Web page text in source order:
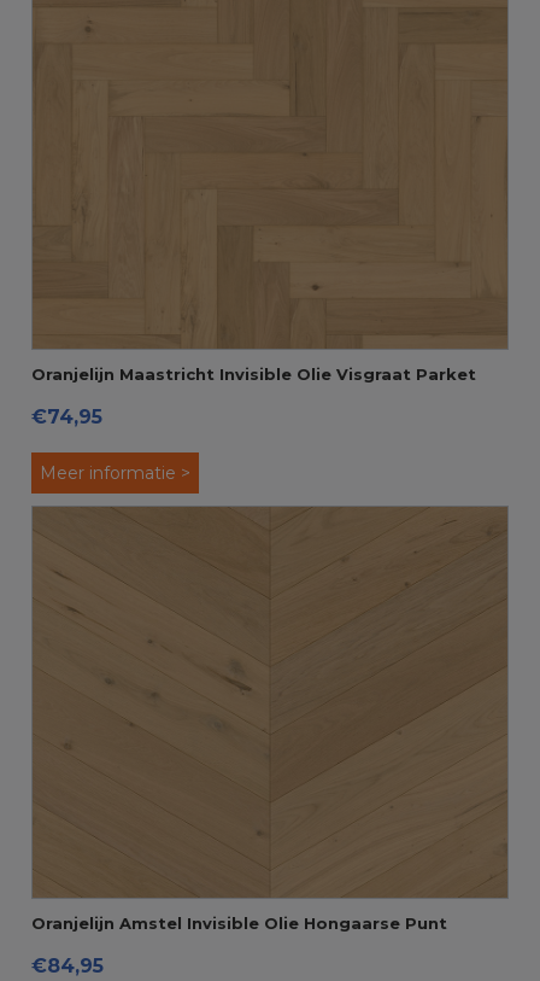
Oranjelijn Maastricht Invisible Olie Visgraat Parket
€74,95
Meer informatie >
Oranjelijn Amstel Invisible Olie Hongaarse Punt
Parket
€84,95